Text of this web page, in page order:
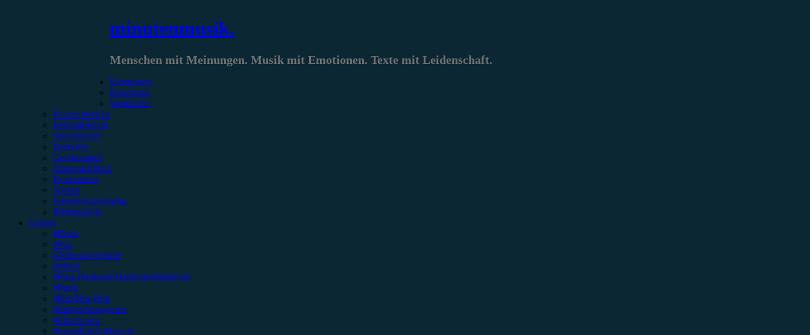
minutenmusik.
Menschen mit Meinungen. Musik mit Emotionen. Texte mit Leidenschaft.
Kategorien
Rezension
Vorbericht
Konzertbericht
Festivalbericht
Showbericht
Interview
Gewinnspiel
Jahresrückblick
Kommentar
Special
Erinnerungswürdig
Bildergalerie
Genres
#Rock
#Pop
#Alternative/Indie
#Metal
#Post-Hardcore/Hardcore/Metalcore
#Punk
#Rap/Hip-Hop
#Singer/Songwriter
#Electronica
#Soundtrack/Musical